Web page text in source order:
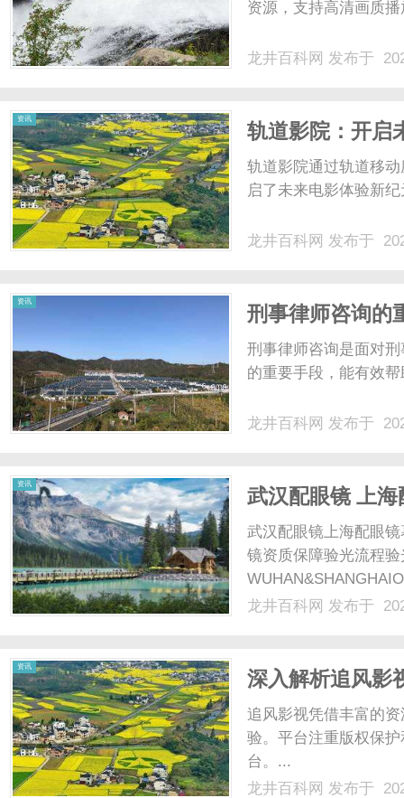
资源，支持高清画质
龙井百科网 发布于
资讯
轨道影院：开启
轨道影院通过轨道移
启了未来电影体验新
龙井百科网 发布于
资讯
刑事律师咨询的
刑事律师咨询是面对
的重要手段，能有效
龙井百科网 发布于
资讯
武汉配眼镜 上海
武汉配眼镜上海配眼
镜资质保障验光流程
配镜的写字楼眼镜店
龙井百科网 发布于
资讯
深入解析追风影
追风影视凭借丰富的
验。平台注重版权保
台。...
龙井百科网 发布于